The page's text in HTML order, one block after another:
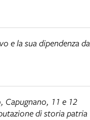
e la sua dipendenza da
Capugnano, 11 e 12
di storia patria